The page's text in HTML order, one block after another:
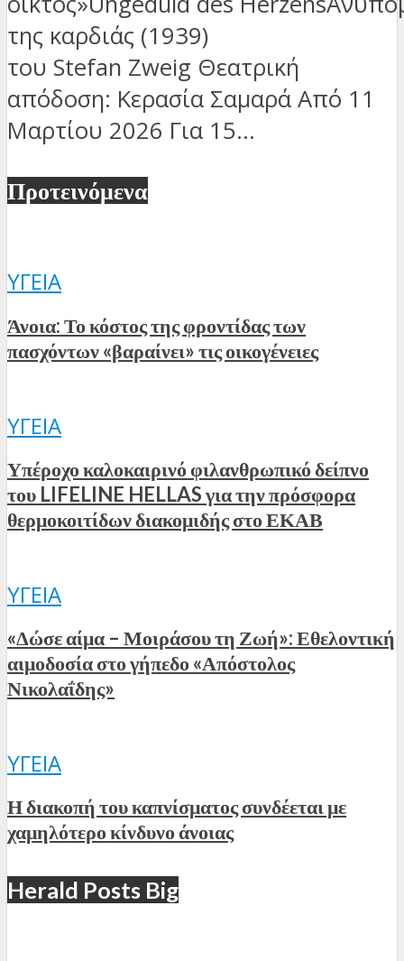
της καρδιάς (1939)
του Stefan Zweig Θεατρική
απόδοση: Κερασία Σαμαρά Από 11
Μαρτίου 2026 Για 15...
Προτεινόμενα
ΥΓΕΊΑ
Άνοια: Το κόστος της φροντίδας των
πασχόντων «βαραίνει» τις οικογένειες
ΥΓΕΊΑ
Υπέροχο καλοκαιρινό φιλανθρωπικό δείπνο
του LIFELINE HELLAS για την πρόσφορα
θερμοκοιτίδων διακομιδής στο ΕΚΑΒ
ΥΓΕΊΑ
«Δώσε αίμα – Μοιράσου τη Ζωή»: Εθελοντική
αιμοδοσία στο γήπεδο «Απόστολος
Νικολαΐδης»
ΥΓΕΊΑ
Η διακοπή του καπνίσματος συνδέεται με
χαμηλότερο κίνδυνο άνοιας
Herald Posts Big